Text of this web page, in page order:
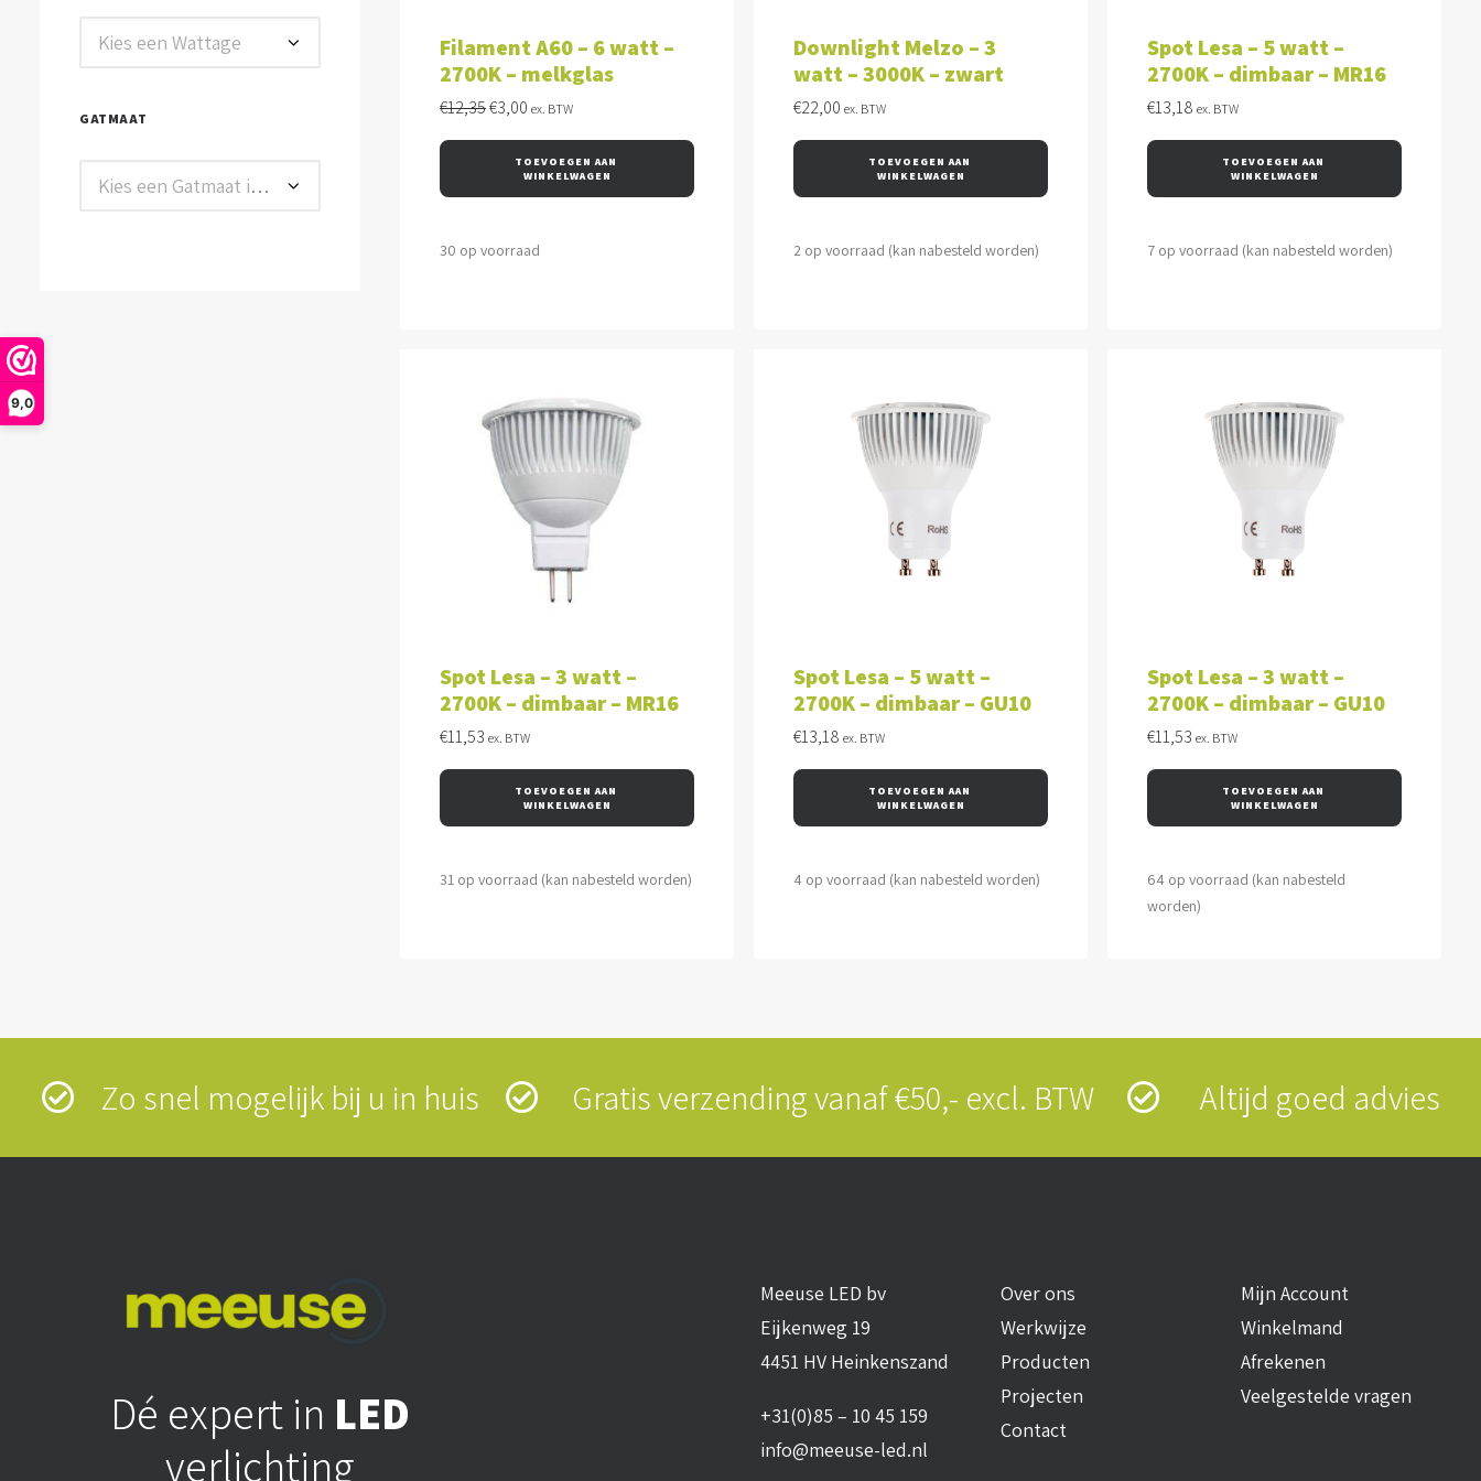
9,0
Kies een Wattage
GATMAAT
Kies een Gatmaat in mm
Filament A60 – 6 watt –
2700K – melkglas
€12,35Oorspronkelijke
€12,35.
€3,00Huidige
€3,00.
ex. BTW
TOEVOEGEN AAN
WINKELWAGEN
30 op voorraad
Downlight Melzo – 3
watt – 3000K – zwart
€22,00 ex. BTW
TOEVOEGEN AAN
WINKELWAGEN
2 op voorraad (kan nabesteld worden)
Spot Lesa – 5 watt –
2700K – dimbaar – MR16
€13,18 ex. BTW
TOEVOEGEN AAN
WINKELWAGEN
7 op voorraad (kan nabesteld worden)
Spot Lesa – 3 watt –
2700K – dimbaar – MR16
€11,53 ex. BTW
TOEVOEGEN AAN
WINKELWAGEN
31 op voorraad (kan nabesteld worden)
Spot Lesa – 5 watt –
2700K – dimbaar – GU10
€13,18 ex. BTW
TOEVOEGEN AAN
WINKELWAGEN
4 op voorraad (kan nabesteld worden)
Spot Lesa – 3 watt –
2700K – dimbaar – GU10
€11,53 ex. BTW
TOEVOEGEN AAN
WINKELWAGEN
64 op voorraad (kan nabesteld
worden)
Zo snel mogelijk bij u in huis Gratis verzending vanaf €50,- excl. BTW Altijd goed advies
Dé expert in LED
verlichting
Meeuse LED bv
Eijkenweg 19
4451 HV Heinkenszand
+31(0)85 – 10 45 159
info@meeuse-led.nl
Over ons
Werkwijze
Producten
Projecten
Contact
Mijn Account
Winkelmand
Afrekenen
Veelgestelde vragen